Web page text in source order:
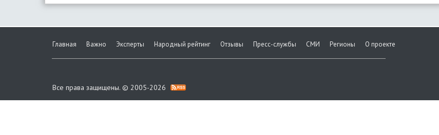
Главная Важно Эксперты Народный рейтинг Отзывы Пресс-службы СМИ Регионы О проекте
Все права защищены. © 2005-2026